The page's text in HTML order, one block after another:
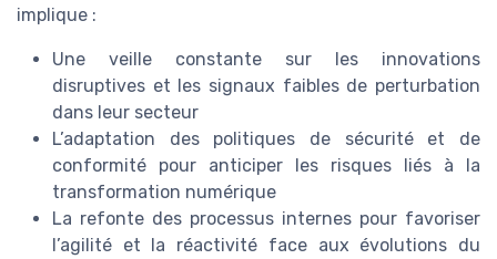
implique :
Une veille constante sur les innovations
disruptives et les signaux faibles de perturbation
dans leur secteur
L’adaptation des politiques de sécurité et de
conformité pour anticiper les risques liés à la
transformation numérique
La refonte des processus internes pour favoriser
l’agilité et la réactivité face aux évolutions du